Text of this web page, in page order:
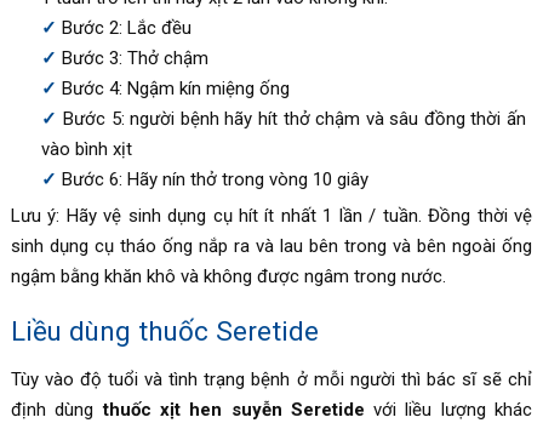
Bước 2: Lắc đều
Bước 3: Thở chậm
Bước 4: Ngậm kín miệng ống
Bước 5: người bệnh hãy hít thở chậm và sâu đồng thời ấn
vào bình xịt
Bước 6: Hãy nín thở trong vòng 10 giây
Lưu ý: Hãy vệ sinh dụng cụ hít ít nhất 1 lần / tuần. Đồng thời vệ
sinh dụng cụ tháo ống nắp ra và lau bên trong và bên ngoài ống
ngậm bằng khăn khô và không được ngâm trong nước.
Liều dùng thuốc Seretide
Tùy vào độ tuổi và tình trạng bệnh ở mỗi người thì bác sĩ sẽ chỉ
định dùngthuốc xịt hen suyễn Seretide với liều lượng khác